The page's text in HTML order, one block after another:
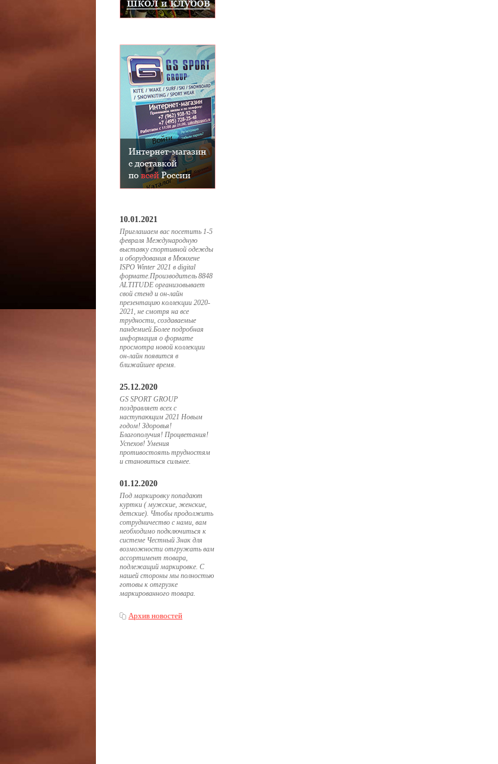
10.01.2021
Приглашаем вас посетить 1-5
февраля Международную
выставку спортивной одежды
и оборудования в Мюнхене
ISPO Winter 2021 в digital
формате.Производитель 8848
ALTITUDE организовывает
свой стенд и он-лайн
презентацию коллекции 2020-
2021, не смотря на все
трудности, создаваемые
пандемией.Более подробная
информация о формате
просмотра новой коллекции
он-лайн появится в
ближайшее время.
25.12.2020
GS SPORT GROUP
поздравляет всех с
наступающим 2021 Новым
годом! Здоровья!
Благополучия! Процветания!
Успехов! Умения
противостоять трудностям
и становиться сильнее.
01.12.2020
Под маркировку попадают
куртки ( мужские, женские,
детские). Чтобы продолжить
сотрудничество с нами, вам
необходимо подключиться к
системе Честный Знак для
возможности отгружать вам
ассортимент товара,
подлежащий маркировке. С
нашей стороны мы полностью
готовы к отгрузке
маркированного товара.
Архив новостей